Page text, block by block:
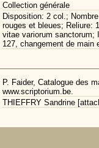
Collection générale
Disposition: 2 col.;
rouges et bleues; Reliure:
vitae variorum sanctorum;
127, changement de main
P. Faider, Catalogue des
www.scriptorium.be.
THIEFFRY Sandrine